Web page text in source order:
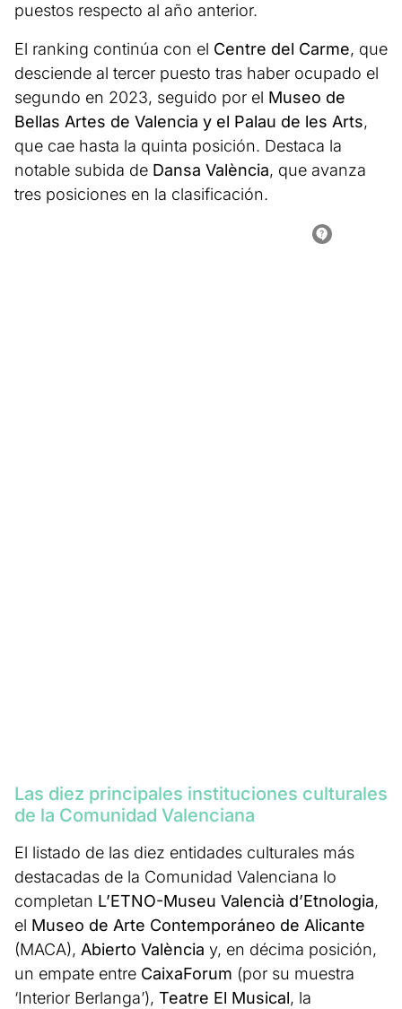
puestos respecto al año anterior.
El ranking continúa con el Centre del Carme, que
desciende al tercer puesto tras haber ocupado el
segundo en 2023, seguido por el Museo de
Bellas Artes de Valencia y el Palau de les Arts,
que cae hasta la quinta posición. Destaca la
notable subida de Dansa València, que avanza
tres posiciones en la clasificación.
Las diez principales instituciones culturales
de la Comunidad Valenciana
El listado de las diez entidades culturales más
destacadas de la Comunidad Valenciana lo
completan L’ETNO-Museu Valencià d’Etnologia,
el Museo de Arte Contemporáneo de Alicante
(MACA), Abierto València y, en décima posición,
un empate entre CaixaForum (por su muestra
‘Interior Berlanga’), Teatre El Musical, la